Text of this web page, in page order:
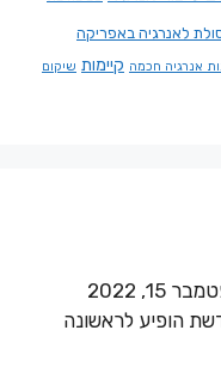
לאנרגיה באפריקה
אנרגיה חכמה קיימות שיקום
15, 2022
הופיע לראשונה